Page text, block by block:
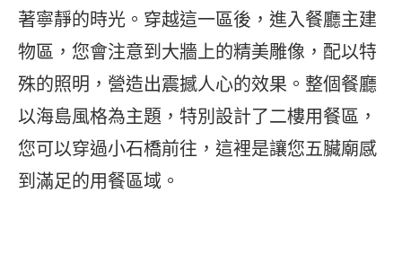
著寧靜的時光。穿越這一區後，進入餐廳主建
物區，您會注意到大牆上的精美雕像，配以特
殊的照明，營造出震撼人心的效果。整個餐廳
以海島風格為主題，特別設計了二樓用餐區，
您可以穿過小石橋前往，這裡是讓您五臟廟感
到滿足的用餐區域。